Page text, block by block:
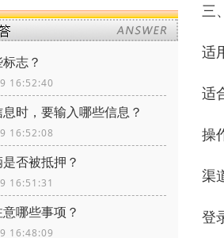
志？
16:52:40
时，要输入哪些信息？
16:52:08
否被抵押？
16:51:31
哪些事项？
16:48:09
三
适
适
操
渠
登